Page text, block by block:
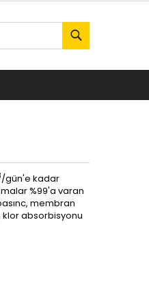
/gün'e kadar
%99'a varan
membran
klor absorbisyonu